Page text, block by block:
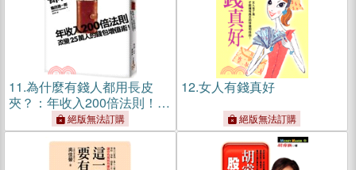
11.為什麼有錢人都用長皮
夾？：年收入200倍法則！改
變25萬人的錢包增值術！
絕版無法訂購
12.女人有錢真好
絕版無法訂購